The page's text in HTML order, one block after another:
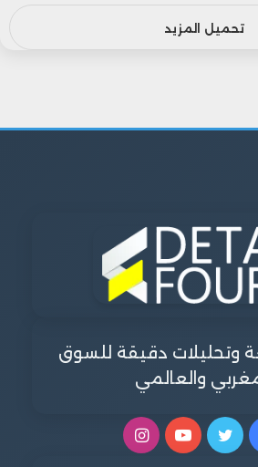
تحميل المزيد
وتحليلات دقيقة للسوق
والعالمي
تويتر يوتيوبانستقرام